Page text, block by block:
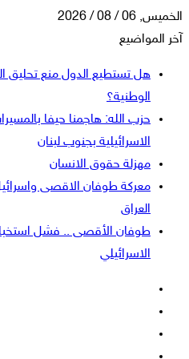
الخميس, 06 / 08 / 2026
آخر المواضيع
هل تستطيع الدول منع تحليق
الوطنية؟
حزب الله: هاجمنا حيفا
الاسرائيلية بجنوب لبنان
مهزلة حقوق الانسان
معركة طوفان الاقصى
العراق
طوفان الأقصى .. فشل
الاسرائيلي